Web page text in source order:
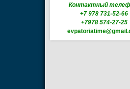
Контактный
+7 978 731-52-66
+7978 574-27-25